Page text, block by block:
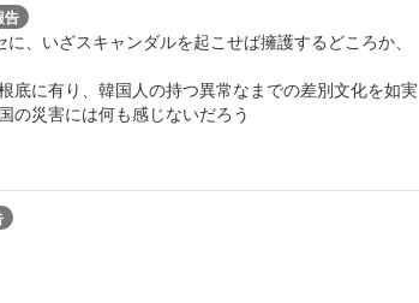
告
、いざスキャンダルを起こせば擁護するどころか、
底に有り、韓国人の持つ異常なまでの差別文化を如実
の災害には何も感じないだろう